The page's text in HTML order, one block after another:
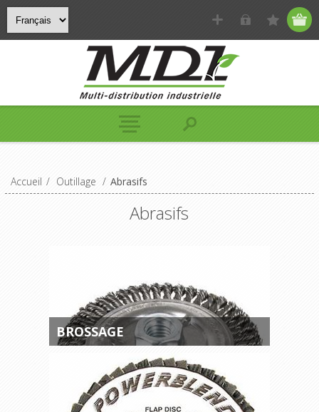
Accueil / Outillage / Abrasifs
Abrasifs
BROSSAGE